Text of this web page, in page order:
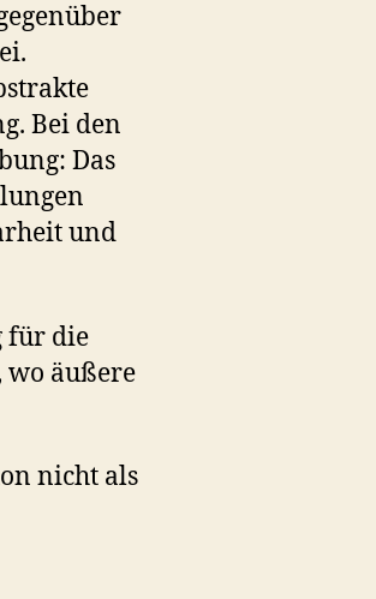
Bei den
Das
und
für die
wo äußere
nicht als